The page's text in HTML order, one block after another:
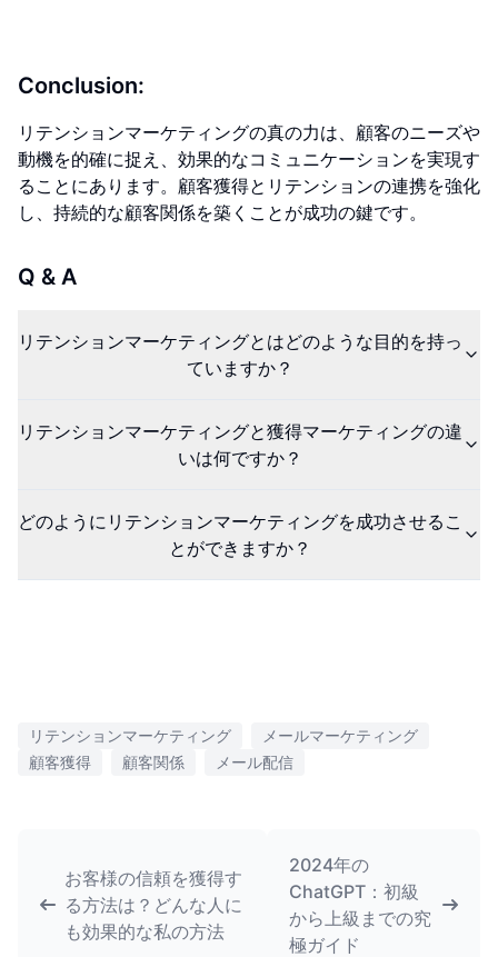
Conclusion:
リテンションマーケティングの真の力は、顧客のニーズや
動機を的確に捉え、効果的なコミュニケーションを実現す
ることにあります。顧客獲得とリテンションの連携を強化
し、持続的な顧客関係を築くことが成功の鍵です。
Q & A
リテンションマーケティングとはどのような目的を持っ
ていますか？
リテンションマーケティングと獲得マーケティングの違
いは何ですか？
どのようにリテンションマーケティングを成功させるこ
とができますか？
リテンションマーケティング
メールマーケティング
顧客獲得
顧客関係 メール配信
お客様の信頼を獲得す
る方法は？どんな人に
も効果的な私の方法
2024年の
ChatGPT：初級
から上級までの究
極ガイド